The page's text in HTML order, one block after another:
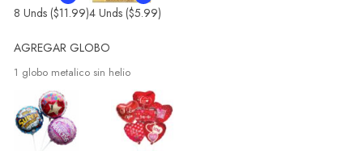
8 Unds ($11.99)4 Unds ($5.99)
AGREGAR GLOBO
1 globo metalico sin helio